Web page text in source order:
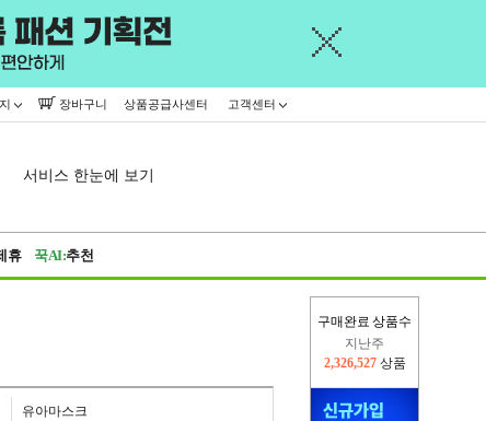
장바구니 상품공급사센터 고객센터
서비스 한눈에 보기
휴 꾹AI:추천
구매완료 상품수
이번주
2,247,921 상품
유아마스크